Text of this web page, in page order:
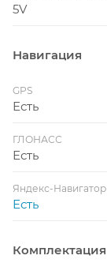
5V
Навигация
GPS
Есть
ГЛОНАСС
Есть
Яндекс-Навигатор
Есть
Комплектация